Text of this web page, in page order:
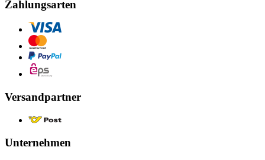
Zahlungsarten
Versandpartner
Unternehmen